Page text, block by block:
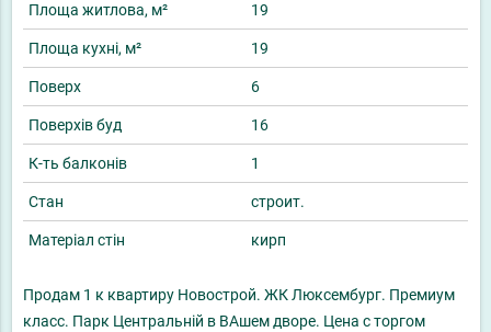
Площа житлова, м² 19
Площа кухні, м² 19
Поверх 6
Поверхів буд 16
К-ть балконів 1
Стан строит.
Матеріал стін кирп
Продам 1 к квартиру Новострой. ЖК Люксембург. Премиум
класс. Парк Центральній в ВАшем дворе. Цена с торгом